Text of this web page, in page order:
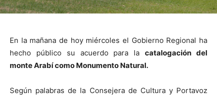
En la mañana de hoy miércoles el Gobierno Regional ha
hecho público su acuerdo para lacatalogación del
monte Arabí como Monumento Natural.
Según palabras de la Consejera de Cultura y Portavoz